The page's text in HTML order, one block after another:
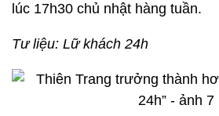
lúc 17h30 chủ nhật hàng tuần.
Tư liệu: Lữ khách 24h